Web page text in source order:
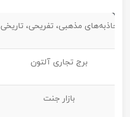
جاذبه‌های مذهبی، تفریحی، تاریخی
برج تجاری آلتون
بازار جنت